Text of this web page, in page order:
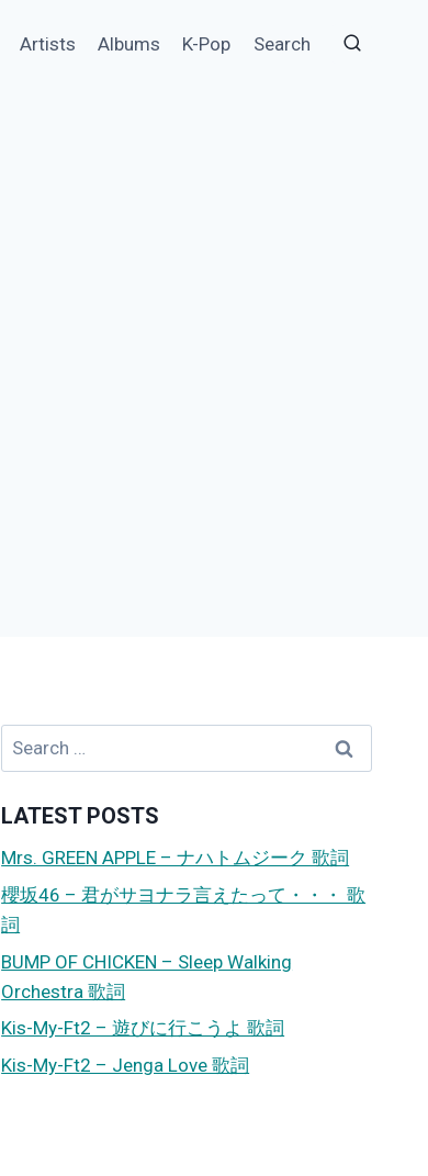
Artists Albums K-Pop Search
Search
for:
LATEST POSTS
Mrs. GREEN APPLE – ナハトムジーク 歌詞
櫻坂46 – 君がサヨナラ言えたって・・・ 歌
詞
BUMP OF CHICKEN – Sleep Walking
Orchestra 歌詞
Kis-My-Ft2 – 遊びに行こうよ 歌詞
Kis-My-Ft2 – Jenga Love 歌詞